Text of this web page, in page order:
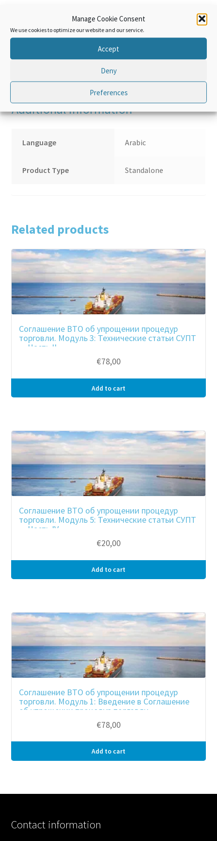
Manage Cookie Consent
We use cookies to optimize our website and our service.
Accept
Deny
Preferences
لمنظمة
التجارة
اتفاقية
تيسير
الخامس
Additional information
Language Arabic
Product Type Standalone
Related products
Соглашение ВТО об упрощении процедур
торговли. Модуль 3: Технические статьи СУПТ
— Часть II
€78,00
Add to cart
Соглашение ВТО об упрощении процедур
торговли. Модуль 5: Технические статьи СУПТ
— Часть IV
€20,00
Add to cart
Соглашение ВТО об упрощении процедур
торговли. Модуль 1: Введение в Соглашение
об упрощении процедур торговли
€78,00
Add to cart
Contact information